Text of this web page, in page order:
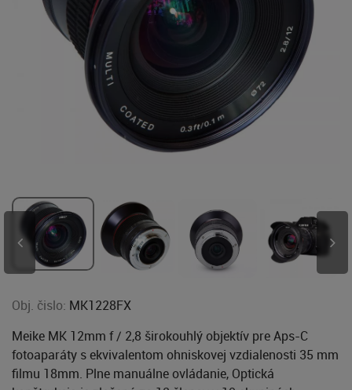
Obj. čislo: MK1228FX
Meike MK 12mm f / 2,8 širokouhlý objektív pre Aps-C
fotoaparáty s ekvivalentom ohniskovej vzdialenosti 35 mm
filmu 18mm. Plne manuálne ovládanie, Optická